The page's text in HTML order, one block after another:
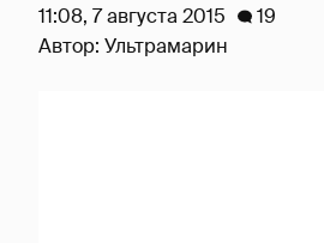
11:08, 7 августа 2015
19
Автор: Ультрамарин